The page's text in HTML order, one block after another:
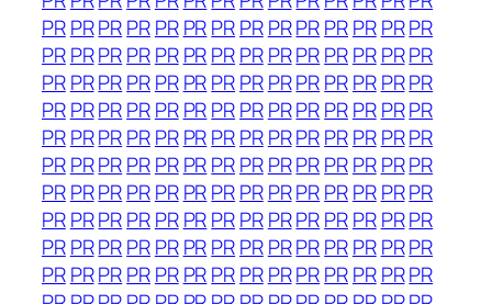
PRPRPRPRPR PRPRPRPRPRPRPR PRPR
PRPRPRPRPR PRPRPRPRPRPRPR PRPR
PRPRPRPRPR PRPRPRPRPRPRPR PRPR
PRPRPRPRPR PRPRPRPRPRPRPR PRPR
PRPRPRPRPR PRPRPRPRPRPRPR PRPR
PRPRPRPRPR PRPRPRPRPRPRPR PRPR
PRPRPRPRPR PRPRPRPRPRPRPR PRPR
PRPRPRPRPR PRPRPRPRPRPRPR PRPR
PRPRPRPRPR PRPRPRPRPRPRPR PRPR
PRPRPRPRPR PRPRPRPRPRPRPR PRPR